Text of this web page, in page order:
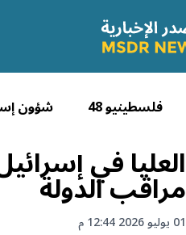
فلسطينيو 48 شؤون
العليا في
مراقب الدولة
01 يوليو 2026 12:44 م